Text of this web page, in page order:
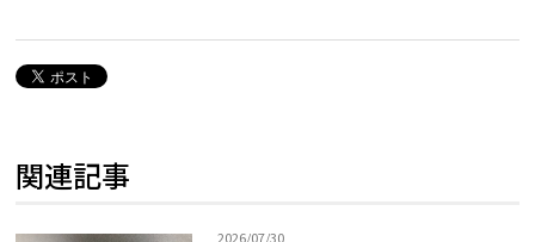
関連記事
2026/07/30